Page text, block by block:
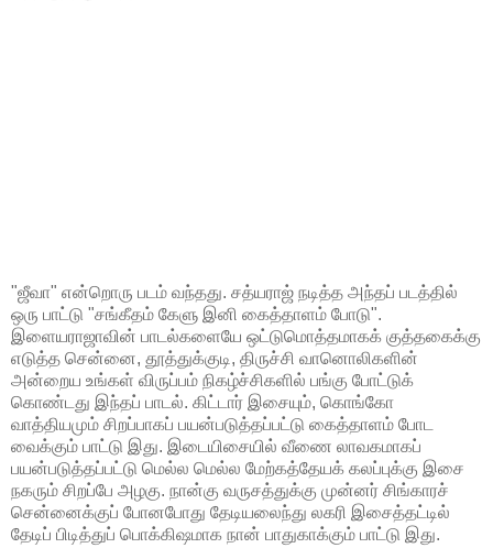
"ஜீவா" என்றொரு படம் வந்தது. சத்யராஜ் நடித்த அந்தப் படத்தில்
ஒரு பாட்டு "சங்கீதம் கேளு இனி கைத்தாளம் போடு".
இளையராஜாவின் பாடல்களையே ஒட்டுமொத்தமாகக் குத்தகைக்கு
எடுத்த சென்னை, தூத்துக்குடி, திருச்சி வானொலிகளின்
அன்றைய உங்கள் விருப்பம் நிகழ்ச்சிகளில் பங்கு போட்டுக்
கொண்டது இந்தப் பாடல். கிட்டார் இசையும், கொங்கோ
வாத்தியமும் சிறப்பாகப் பயன்படுத்தப்பட்டு கைத்தாளம் போட
வைக்கும் பாட்டு இது. இடையிசையில் வீணை லாவகமாகப்
பயன்படுத்தப்பட்டு மெல்ல மெல்ல மேற்கத்தேயக் கலப்புக்கு இசை
நகரும் சிறப்பே அழகு. நான்கு வருசத்துக்கு முன்னர் சிங்காரச்
சென்னைக்குப் போனபோது தேடியலைந்து லகரி இசைத்தட்டில்
தேடிப் பிடித்துப் பொக்கிஷமாக நான் பாதுகாக்கும் பாட்டு இது.